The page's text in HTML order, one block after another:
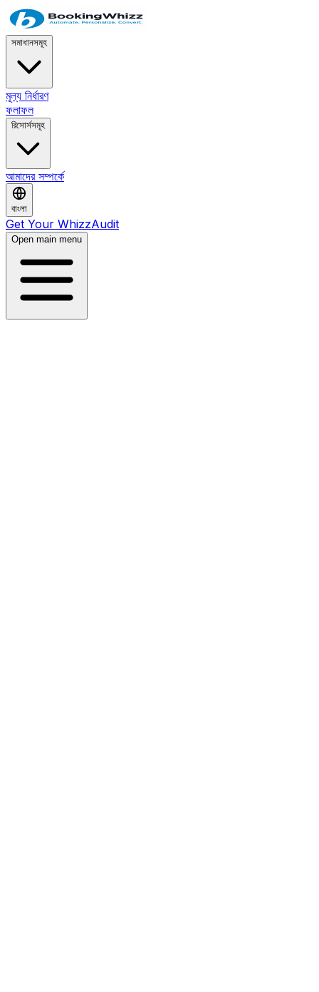
সমাধানসমূহ
মূল্য নির্ধারণ
ফলাফল
রিসোর্সসমূহ
আমাদের সম্পর্কে
বাংলা
Get Your WhizzAudit
Open main menu